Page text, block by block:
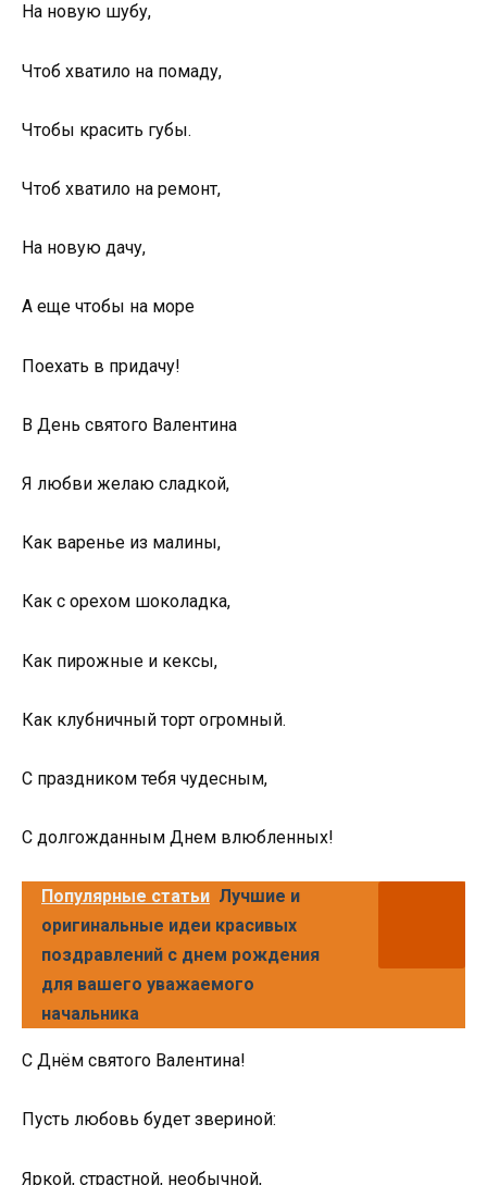
На новую шубу,
Чтоб хватило на помаду,
Чтобы красить губы.
Чтоб хватило на ремонт,
На новую дачу,
А еще чтобы на море
Поехать в придачу!
В День святого Валентина
Я любви желаю сладкой,
Как варенье из малины,
Как с орехом шоколадка,
Как пирожные и кексы,
Как клубничный торт огромный.
С праздником тебя чудесным,
С долгожданным Днем влюбленных!
Популярные статьи Лучшие и
оригинальные идеи красивых
поздравлений с днем рождения
для вашего уважаемого
начальника
С Днём святого Валентина!
Пусть любовь будет звериной:
Яркой, страстной, необычной,